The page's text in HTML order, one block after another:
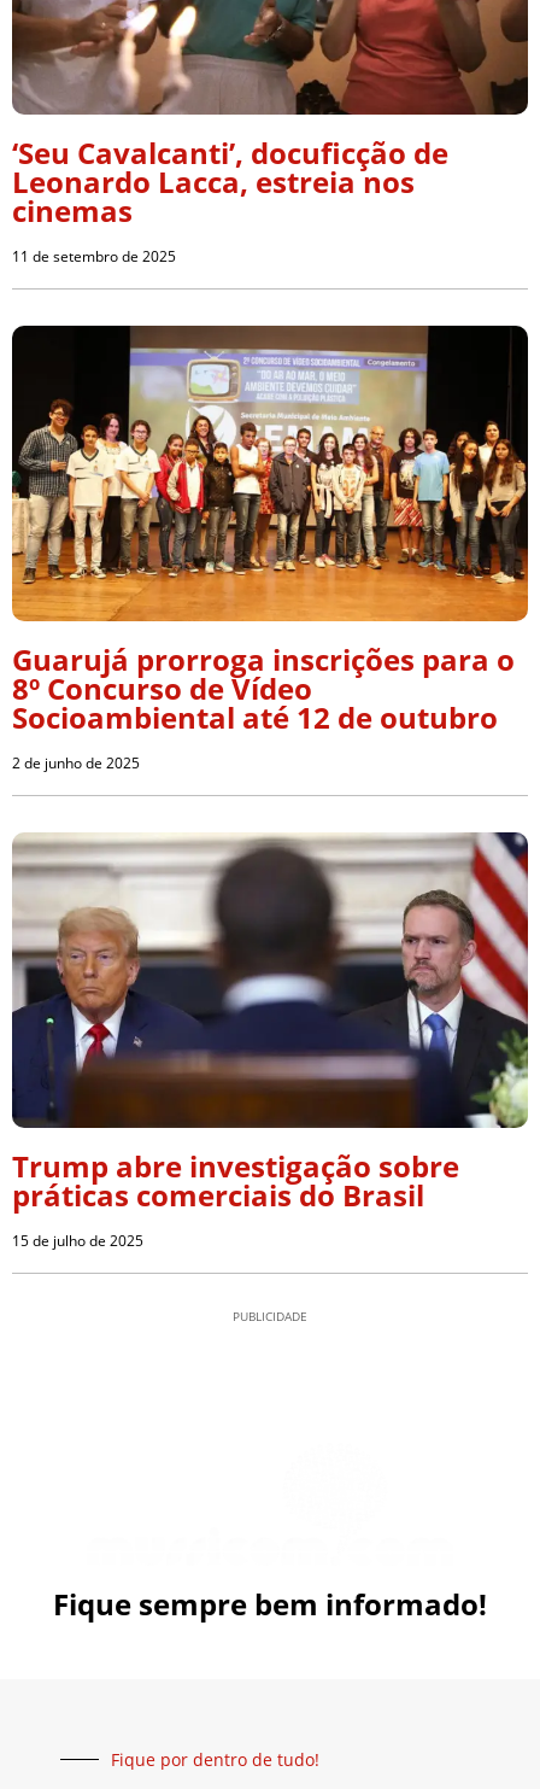
‘Seu Cavalcanti’, docuficção de
Leonardo Lacca, estreia nos
cinemas
11 de setembro de 2025
Guarujá prorroga inscrições para o
8º Concurso de Vídeo
Socioambiental até 12 de outubro
2 de junho de 2025
Trump abre investigação sobre
práticas comerciais do Brasil
15 de julho de 2025
PUBLICIDADE
Fique sempre bem informado!
Fique por dentro de tudo!